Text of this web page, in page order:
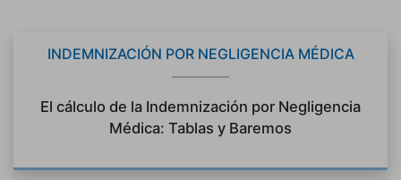
INDEMNIZACIÓN POR NEGLIGENCIA MÉDICA
El cálculo de la Indemnización por Negligencia
Médica: Tablas y Baremos